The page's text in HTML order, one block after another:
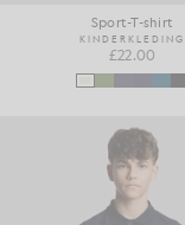
Sport-T-shirt
KINDERKLEDING
£22.00